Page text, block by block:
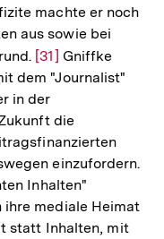
machte er noch
aus sowie bei
Zur
Auflösung
der
Fußnote
[31] Gniffke
dem "Journalist"
in der
die
einzufordern.
Inhalten"
ihre mediale Heimat
statt Inhalten, mit